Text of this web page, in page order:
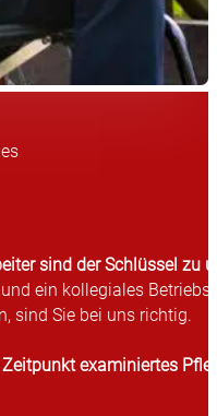
sind der Schlüssel zu
ein kollegiales
sind Sie bei uns richtig.
examiniertes